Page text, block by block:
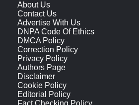
About Us
Contact Us
Advertise With Us
DNPA Code Of Ethics
DMCA Policy
Correction Policy
Privacy Policy
Authors Page
Disclaimer
Cookie Policy
Editorial Policy